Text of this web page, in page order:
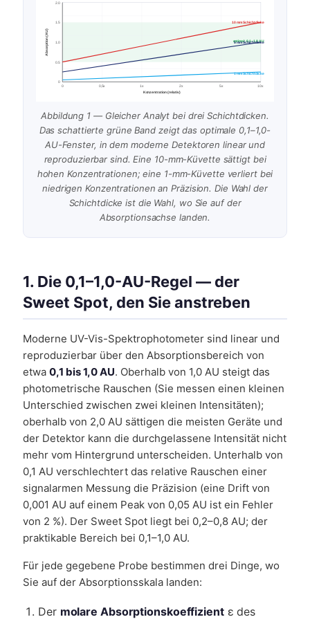
0 0,5x 1x 2x 5x 10x
Konzentration (relativ)
0
0.5
1.0
1.5
2.0
Absorption (AU) optimal: 0,1–1,0 AU
10 mm Schichtdicke
5 mm Schichtdicke
1 mm Schichtdicke
Abbildung 1 — Gleicher Analyt bei drei Schichtdicken.
Das schattierte grüne Band zeigt das optimale 0,1–1,0-
AU-Fenster, in dem moderne Detektoren linear und
reproduzierbar sind. Eine 10-mm-Küvette sättigt bei
hohen Konzentrationen; eine 1-mm-Küvette verliert bei
niedrigen Konzentrationen an Präzision. Die Wahl der
Schichtdicke ist die Wahl, wo Sie auf der
Absorptionsachse landen.
1. Die 0,1–1,0-AU-Regel — der
Sweet Spot, den Sie anstreben
Moderne UV-Vis-Spektrophotometer sind linear und
reproduzierbar über den Absorptionsbereich von
etwa 0,1 bis 1,0 AU. Oberhalb von 1,0 AU steigt das
photometrische Rauschen (Sie messen einen kleinen
Unterschied zwischen zwei kleinen Intensitäten);
oberhalb von 2,0 AU sättigen die meisten Geräte und
der Detektor kann die durchgelassene Intensität nicht
mehr vom Hintergrund unterscheiden. Unterhalb von
0,1 AU verschlechtert das relative Rauschen einer
signalarmen Messung die Präzision (eine Drift von
0,001 AU auf einem Peak von 0,05 AU ist ein Fehler
von 2 %). Der Sweet Spot liegt bei 0,2–0,8 AU; der
praktikable Bereich bei 0,1–1,0 AU.
Für jede gegebene Probe bestimmen drei Dinge, wo
Sie auf der Absorptionsskala landen:
Der molare Absorptionskoeffizientε des